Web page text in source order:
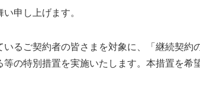
申し上げます。
るご契約者の皆さまを対象に、「継続契約
の特別措置を実施いたします。本措置を希